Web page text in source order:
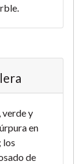
verde y
en
los
de